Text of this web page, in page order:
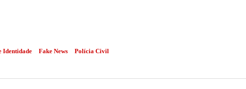
Identidade Fake News Polícia Civil